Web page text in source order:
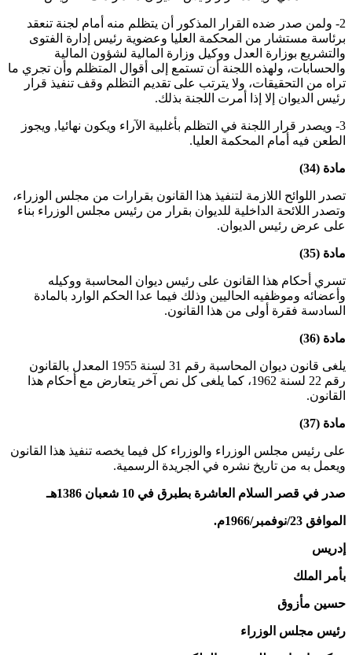
2- ولمن صدر ضده القرار المذكور أن يتظلم منه أمام لجنة تنعقد
برئاسة مستشار من المحكمة العليا وعضوية رئيس إدارة الفتوى
والتشريع بوزارة العدل ووكيل وزارة المالية لشؤون المالية
والحسابات، ولهذه اللجنة أن تستمع إلى أقوال المتظلم وأن تجري ما
تراه من التحقيقات، ولا يترتب على تقديم التظلم وقف تنفيذ قرار
رئيس الديوان إلا إذا أمرت اللجنة بذلك.
3- ويصدر قرار اللجنة في التظلم بأغلبية الآراء ويكون نهائيا, ويجوز
الطعن فيه أمام المحكمة العليا.
مادة (34)
تصدر اللوائح اللازمة لتنفيذ هذا القانون بقرارات من مجلس الوزراء،
وتصدر اللائحة الداخلية للديوان بقرار من رئيس مجلس الوزراء بناء
على عرض رئيس الديوان.
مادة (35)
تسري أحكام هذا القانون على رئيس ديوان المحاسبة ووكيله
وأعضائه وموظفيه الحاليين وذلك فيما عدا الحكم الوارد بالمادة
السادسة فقرة أولى من هذا القانون.
مادة (36)
يلغى قانون ديوان المحاسبة رقم 31 لسنة 1955 المعدل بالقانون
رقم 22 لسنة 1962، كما يلغى كل نص آخر يتعارض مع أحكام هذا
القانون.
مادة (37)
على رئيس مجلس الوزراء والوزراء كل فيما يخصه تنفيذ هذا القانون
ويعمل به من تاريخ نشره في الجريدة الرسمية.
صدر في قصر السلام العاشرة بطبرق في 10 شعبان 1386هـ
الموافق 23/نوفمبر/1966م.
إدريس
بأمر الملك
حسين مأزوق
رئيس مجلس الوزراء